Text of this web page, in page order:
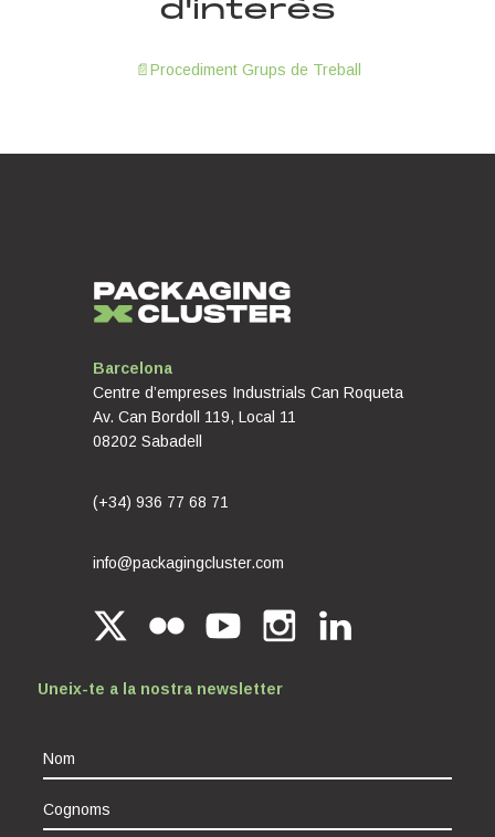
d'interès
📄Procediment Grups de Treball
Barcelona
Centre d’empreses Industrials Can Roqueta
Av. Can Bordoll 119, Local 11
08202 Sabadell
(+34) 936 77 68 71
info@packagingcluster.com
Uneix-te a la nostra newsletter